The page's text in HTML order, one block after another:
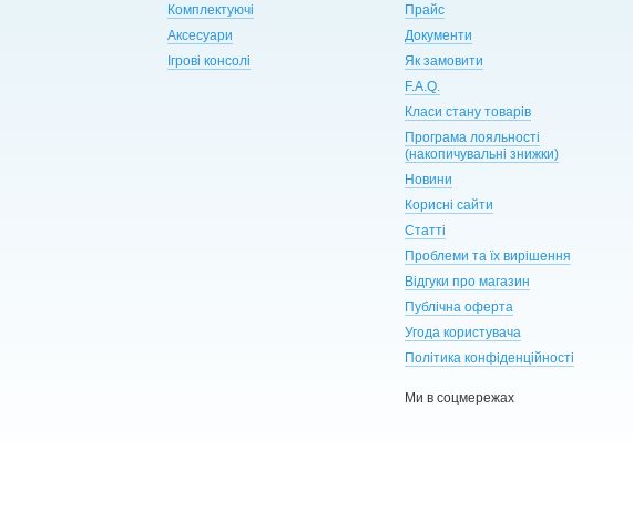
Комплектуючі
Аксесуари
Ігрові консолі
Прайс
Документи
Як замовити
F.A.Q.
Класи стану товарів
Програма лояльності
(накопичувальні знижки)
Новини
Корисні сайти
Статті
Проблеми та їх вирішення
Відгуки про магазин
Публічна оферта
Угода користувача
Політика конфіденційності
Ми в соцмережах